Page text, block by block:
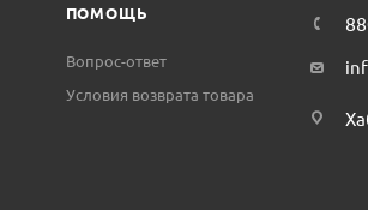
ПОМОЩЬ
Вопрос-ответ
Условия возврата товара